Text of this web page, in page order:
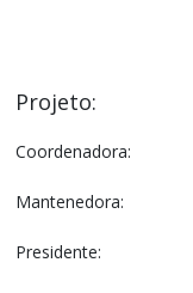
Projeto:
Coordenadora:
Mantenedora:
Presidente: